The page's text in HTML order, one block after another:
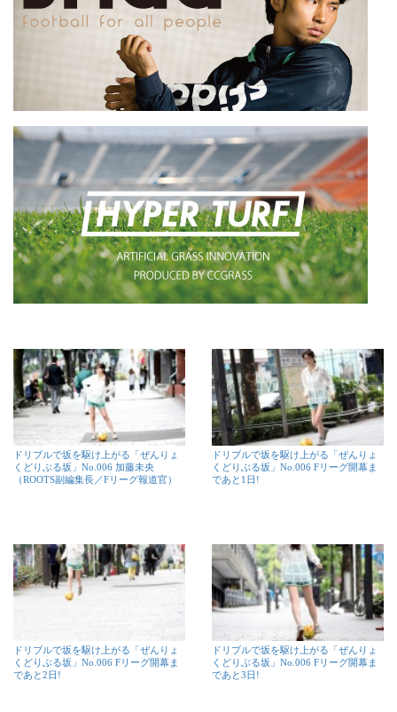
ドリブルで坂を駆け上がる「ぜんりょ
くどりぶる坂」No.006 加藤未央
（ROOTS副編集長／Fリーグ報道官）
ドリブルで坂を駆け上がる「ぜんりょ
くどりぶる坂」No.006 Fリーグ開幕ま
であと1日!
ドリブルで坂を駆け上がる「ぜんりょ
くどりぶる坂」No.006 Fリーグ開幕ま
であと2日!
ドリブルで坂を駆け上がる「ぜんりょ
くどりぶる坂」No.006 Fリーグ開幕ま
であと3日!